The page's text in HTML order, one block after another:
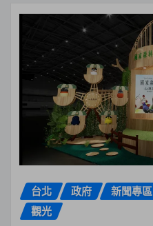
台北 政府 新聞專區
觀光